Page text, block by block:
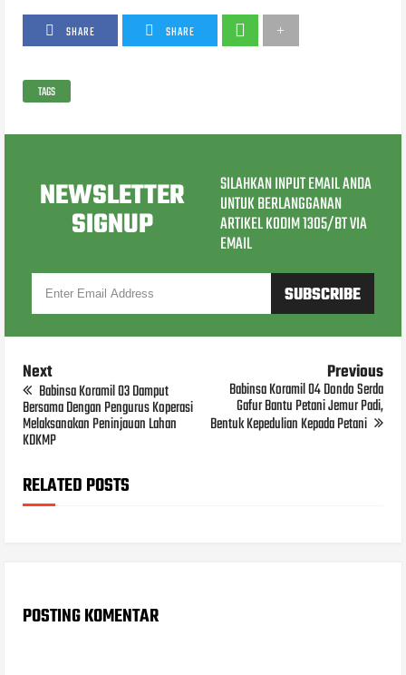
SHARE SHARE
TAGS
NEWSLETTER
SIGNUP
SILAHKAN INPUT EMAIL ANDA
UNTUK BERLANGGANAN
ARTIKEL KODIM 1305/BT VIA
EMAIL
Next
Babinsa Koramil 03 Damput
Bersama Dengan Pengurus Koperasi
Melaksanakan Peninjauan Lahan
KDKMP
Previous
Babinsa Koramil 04 Dondo Serda
Gafur Bantu Petani Jemur Padi,
Bentuk Kepedulian Kepada Petani
RELATED POSTS
POSTING KOMENTAR